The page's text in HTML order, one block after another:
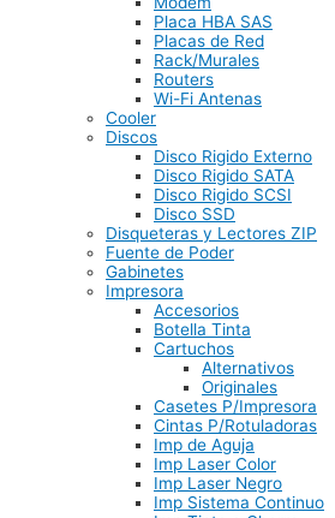
Placa HBA SAS
Placas de Red
Rack/Murales
Routers
Wi-Fi Antenas
Cooler
Discos
Disco Rigido Externo
Disco Rigido SATA
Disco Rigido SCSI
Disco SSD
Disqueteras y Lectores ZIP
Fuente de Poder
Gabinetes
Impresora
Accesorios
Botella Tinta
Cartuchos
Alternativos
Originales
Casetes P/Impresora
Cintas P/Rotuladoras
Imp de Aguja
Imp Laser Color
Imp Laser Negro
Imp Sistema Continuo